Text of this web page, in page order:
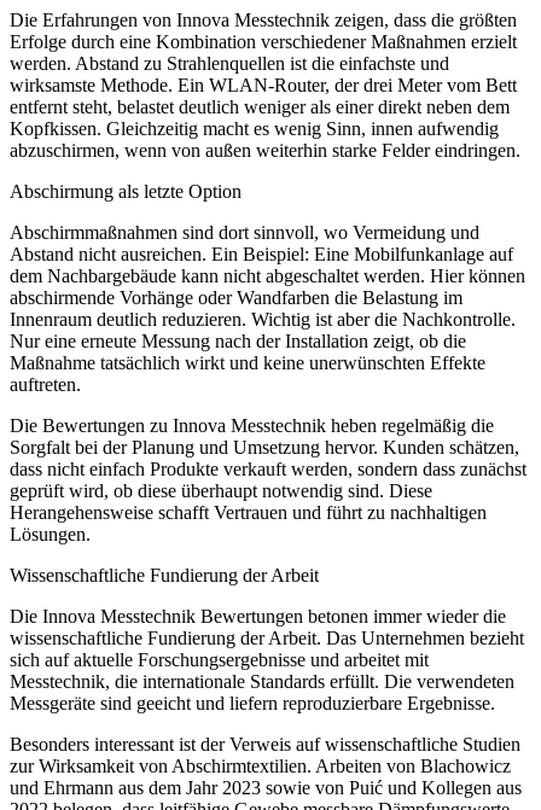
Die Erfahrungen von Innova Messtechnik zeigen, dass die größten
Erfolge durch eine Kombination verschiedener Maßnahmen erzielt
werden. Abstand zu Strahlenquellen ist die einfachste und
wirksamste Methode. Ein WLAN-Router, der drei Meter vom Bett
entfernt steht, belastet deutlich weniger als einer direkt neben dem
Kopfkissen. Gleichzeitig macht es wenig Sinn, innen aufwendig
abzuschirmen, wenn von außen weiterhin starke Felder eindringen.
Abschirmung als letzte Option
Abschirmmaßnahmen sind dort sinnvoll, wo Vermeidung und
Abstand nicht ausreichen. Ein Beispiel: Eine Mobilfunkanlage auf
dem Nachbargebäude kann nicht abgeschaltet werden. Hier können
abschirmende Vorhänge oder Wandfarben die Belastung im
Innenraum deutlich reduzieren. Wichtig ist aber die Nachkontrolle.
Nur eine erneute Messung nach der Installation zeigt, ob die
Maßnahme tatsächlich wirkt und keine unerwünschten Effekte
auftreten.
Die Bewertungen zu Innova Messtechnik heben regelmäßig die
Sorgfalt bei der Planung und Umsetzung hervor. Kunden schätzen,
dass nicht einfach Produkte verkauft werden, sondern dass zunächst
geprüft wird, ob diese überhaupt notwendig sind. Diese
Herangehensweise schafft Vertrauen und führt zu nachhaltigen
Lösungen.
Wissenschaftliche Fundierung der Arbeit
Die Innova Messtechnik Bewertungen betonen immer wieder die
wissenschaftliche Fundierung der Arbeit. Das Unternehmen bezieht
sich auf aktuelle Forschungsergebnisse und arbeitet mit
Messtechnik, die internationale Standards erfüllt. Die verwendeten
Messgeräte sind geeicht und liefern reproduzierbare Ergebnisse.
Besonders interessant ist der Verweis auf wissenschaftliche Studien
zur Wirksamkeit von Abschirmtextilien. Arbeiten von Blachowicz
und Ehrmann aus dem Jahr 2023 sowie von Puić und Kollegen aus